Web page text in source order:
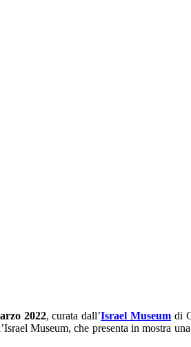
2022, curata dall’Israel Museum di
Museum, che presenta in mostra